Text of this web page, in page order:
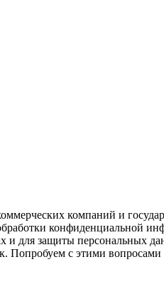
компаний и
конфиденциальной
и для защиты персональных
Попробуем с этими вопросами